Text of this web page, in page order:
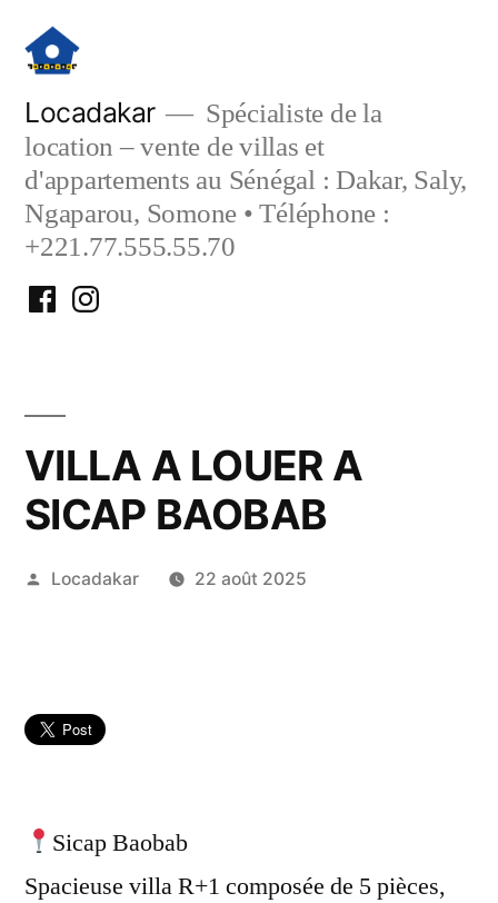
contenu
Locadakar
Spécialiste de la
location – vente de villas et
d'appartements au Sénégal : Dakar, Saly,
Ngaparou, Somone • Téléphone :
+221.77.555.55.70
FacebookInstagram
VILLA A LOUER A
SICAP BAOBAB
Publié
Locadakar 22 août 2025
Sicap Baobab
Spacieuse villa R+1 composée de 5 pièces,